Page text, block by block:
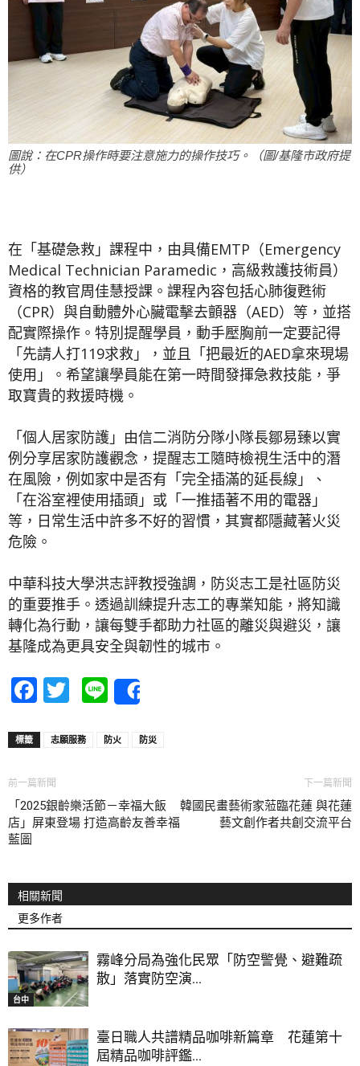
圖說：在CPR操作時要注意施力的操作技巧。（圖/基隆市政府提
供）
在「基礎急救」課程中，由具備EMTP（Emergency
Medical Technician Paramedic，高級救護技術員）
資格的教官周佳慧授課。課程內容包括心肺復甦術
（CPR）與自動體外心臟電擊去顫器（AED）等，並搭
配實際操作。特別提醒學員，動手壓胸前一定要記得
「先請人打119求救」，並且「把最近的AED拿來現場
使用」。希望讓學員能在第一時間發揮急救技能，爭
取寶貴的救援時機。
「個人居家防護」由信二消防分隊小隊長鄒易臻以實
例分享居家防護觀念，提醒志工隨時檢視生活中的潛
在風險，例如家中是否有「完全插滿的延長線」、
「在浴室裡使用插頭」或「一推插著不用的電器」
等，日常生活中許多不好的習慣，其實都隱藏著火災
危險。
中華科技大學洪志評教授強調，防災志工是社區防災
的重要推手。透過訓練提升志工的專業知能，將知識
轉化為行動，讓每雙手都助力社區的離災與避災，讓
基隆成為更具安全與韌性的城市。
Facebook
Twitter
Line
標籤 志願服務 防火 防災
前一篇新聞
「2025銀齡樂活節－幸福大飯
店」屏東登場 打造高齡友善幸福
藍圖
下一篇新聞
韓國民畫藝術家蒞臨花蓮 與花蓮
藝文創作者共創交流平台
相關新聞
更多作者
台中
霧峰分局為強化民眾「防空警覺、避難疏
散」落實防空演...
臺日職人共譜精品咖啡新篇章 花蓮第十
屆精品咖啡評鑑...